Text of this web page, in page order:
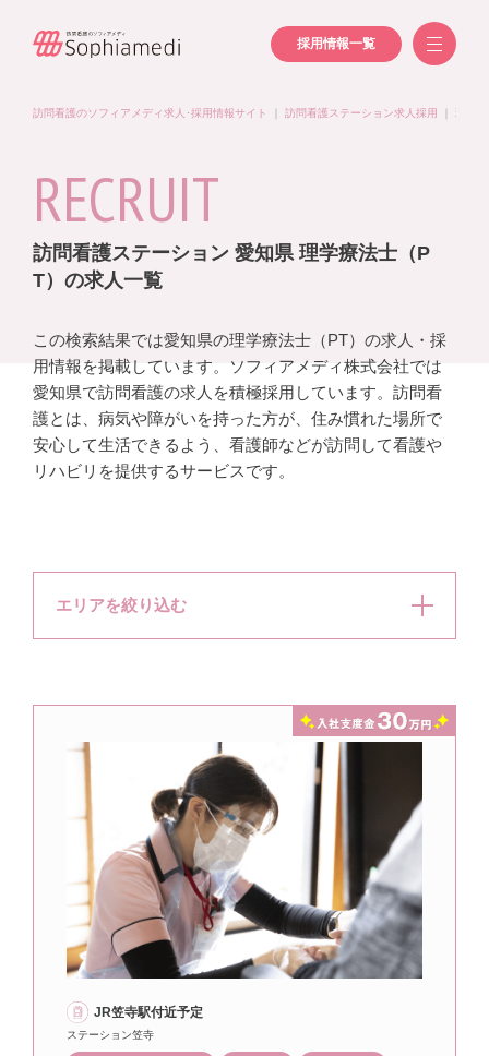
採用情報一覧
訪問看護のソフィアメディ求人･採用情報サイト 訪問看護ステーション求人採用 理学
RECRUIT
訪問看護ステーション 愛知県 理学療法士（P
T）の求人一覧
この検索結果では愛知県の理学療法士（PT）の求人・採
用情報を掲載しています。ソフィアメディ株式会社では
愛知県で訪問看護の求人を積極採用しています。訪問看
護とは、病気や障がいを持った方が、住み慣れた場所で
安心して生活できるよう、看護師などが訪問して看護や
リハビリを提供するサービスです。
エリアを絞り込む
JR笠寺駅付近予定
ステーション笠寺